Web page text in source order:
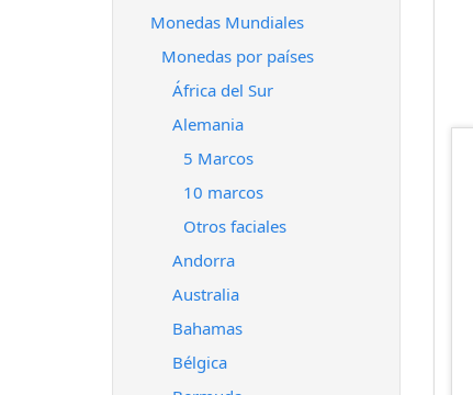
Monedas Mundiales
Monedas por países
África del Sur
Alemania
5 Marcos
10 marcos
Otros faciales
Andorra
Australia
Bahamas
Bélgica